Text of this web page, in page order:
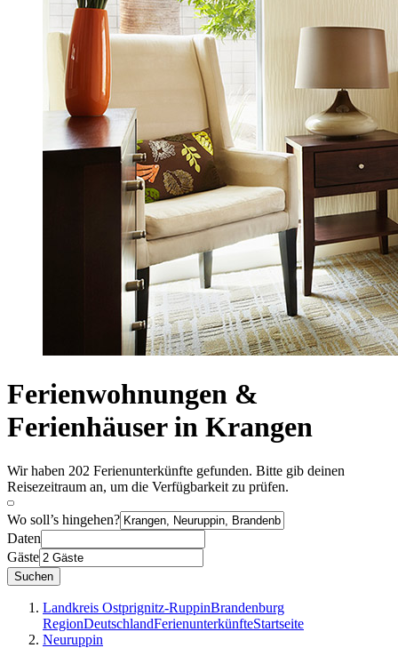
Ferienwohnungen &
Ferienhäuser in Krangen
Wir haben 202 Ferienunterkünfte gefunden. Bitte gib deinen
Reisezeitraum an, um die Verfügbarkeit zu prüfen.
Wo soll’s hingehen?
Daten
Gäste
Suchen
Landkreis Ostprignitz-RuppinBrandenburg
RegionDeutschlandFerienunterkünfteStartseite
Neuruppin